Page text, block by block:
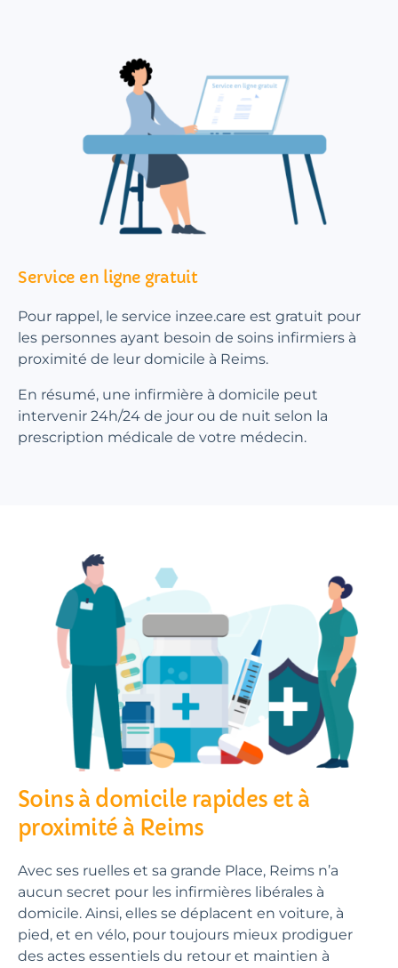
Service en ligne gratuit
Pour rappel, le service inzee.care est gratuit pour
les personnes ayant besoin de soins infirmiers à
proximité de leur domicile à Reims.
En résumé, une infirmière à domicile peut
intervenir 24h/24 de jour ou de nuit selon la
prescription médicale de votre médecin.
Soins à domicile rapides et à
proximité à Reims
Avec ses ruelles et sa grande Place, Reims n’a
aucun secret pour les infirmières libérales à
domicile. Ainsi, elles se déplacent en voiture, à
pied, et en vélo, pour toujours mieux prodiguer
des actes essentiels du retour et maintien à